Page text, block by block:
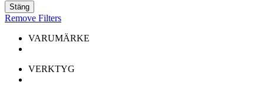
Stäng
Remove Filters
VARUMÄRKE
VERKTYG